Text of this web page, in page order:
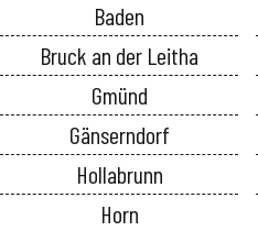
Baden
Bruck an der Leitha
Gmünd
Gänserndorf
Hollabrunn
Horn